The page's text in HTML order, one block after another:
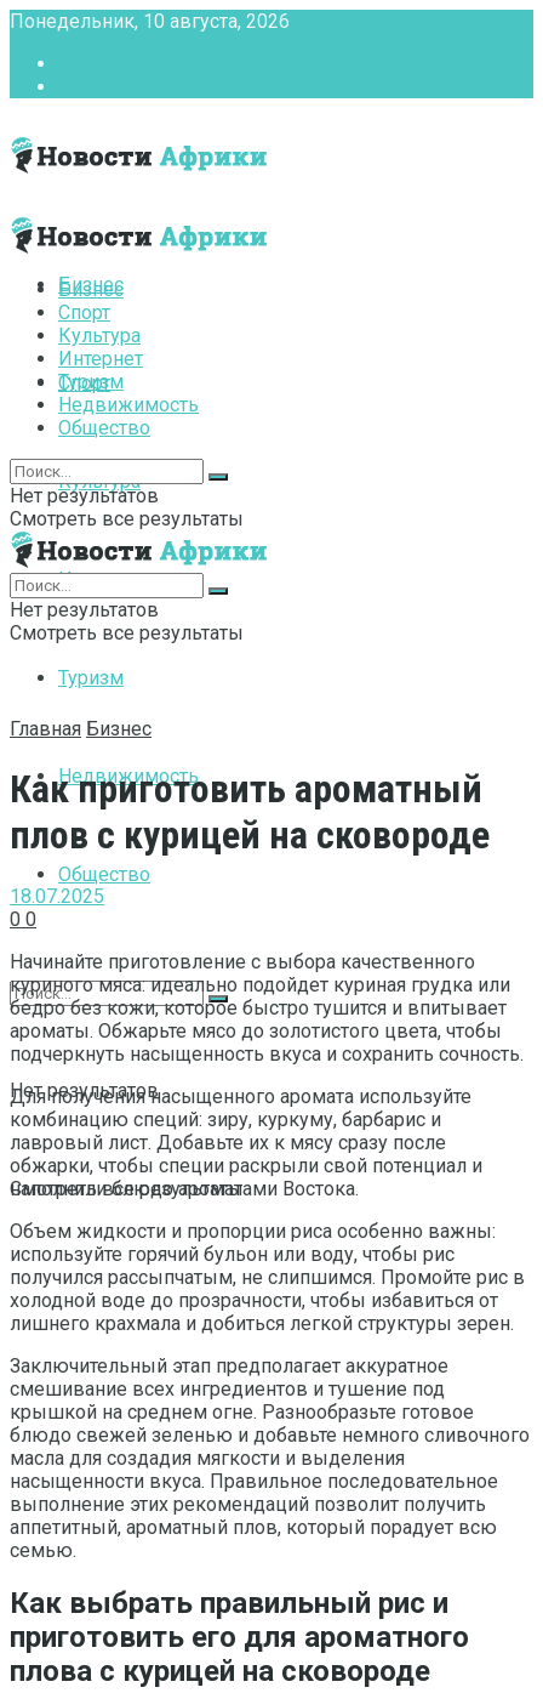
Понедельник, 10 августа, 2026
Бизнес
Спорт
Культура
Интернет
Туризм
Недвижимость
Общество
Нет результатов
Смотреть все результаты
Бизнес
Спорт
Культура
Интернет
Туризм
Недвижимость
Общество
Нет результатов
Смотреть все результаты
Нет результатов
Смотреть все результаты
Главная Бизнес
Как приготовить ароматный
плов с курицей на сковороде
18.07.2025
0 0
Начинайте приготовление с выбора качественного
куриного мяса: идеально подойдет куриная грудка или
бедро без кожи, которое быстро тушится и впитывает
ароматы. Обжарьте мясо до золотистого цвета, чтобы
подчеркнуть насыщенность вкуса и сохранить сочность.
Для получения насыщенного аромата используйте
комбинацию специй: зиру, куркуму, барбарис и
лавровый лист. Добавьте их к мясу сразу после
обжарки, чтобы специи раскрыли свой потенциал и
наполнили блюдо ароматами Востока.
Объем жидкости и пропорции риса особенно важны:
используйте горячий бульон или воду, чтобы рис
получился рассыпчатым, не слипшимся. Промойте рис в
холодной воде до прозрачности, чтобы избавиться от
лишнего крахмала и добиться легкой структуры зерен.
Заключительный этап предполагает аккуратное
смешивание всех ингредиентов и тушение под
крышкой на среднем огне. Разнообразьте готовое
блюдо свежей зеленью и добавьте немного сливочного
масла для создадия мягкости и выделения
насыщенности вкуса. Правильное последовательное
выполнение этих рекомендаций позволит получить
аппетитный, ароматный плов, который порадует всю
семью.
Как выбрать правильный рис и
приготовить его для ароматного
плова с курицей на сковороде